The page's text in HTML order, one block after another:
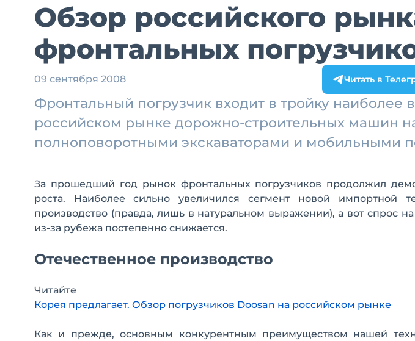
Обзор российского
фронтальных
09 сентября 2008 Читать в
Фронтальный погрузчик входит в тройку наиболее
российском рынке дорожно-строительных машин
полноповоротными экскаваторами и мобильными
За прошедший год рынок фронтальных погрузчиков продолжил
роста. Наиболее сильно увеличился сегмент новой импортной
производство (правда, лишь в натуральном выражении), а вот спрос
из-за рубежа постепенно снижается.
Отечественное производство
Читайте
Корея предлагает. Обзор погрузчиков Doosan на российском рынке
Как и прежде, основным конкурентным преимуществом нашей